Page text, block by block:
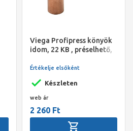
Viega Profipress könyök
idom, 22 KB , préselhető,
Készleten
Értékelje elsőként
web ár
2 260 Ft